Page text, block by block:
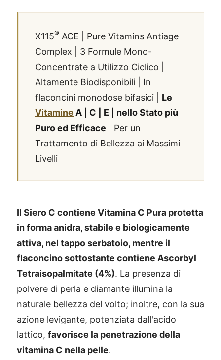
X115® ACE | Pure Vitamins Antiage
Complex | 3 Formule Mono-
Concentrate a Utilizzo Ciclico |
Altamente Biodisponibili | In
flaconcini monodose bifasici | Le
Vitamine A | C | E | nello Stato più
Puro ed Efficace | Per un
Trattamento di Bellezza ai Massimi
Livelli
Il Siero C contiene Vitamina C Pura protetta
in forma anidra, stabile e biologicamente
attiva, nel tappo serbatoio, mentre il
flaconcino sottostante contiene Ascorbyl
Tetraisopalmitate (4%). La presenza di
polvere di perla e diamante illumina la
naturale bellezza del volto; inoltre, con la sua
azione levigante, potenziata dall'acido
lattico, favorisce la penetrazione della
vitamina C nella pelle.